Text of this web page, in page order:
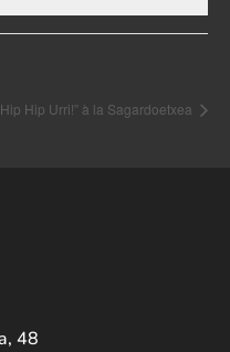
Hip Urri!” à la Sagardoetxea
48